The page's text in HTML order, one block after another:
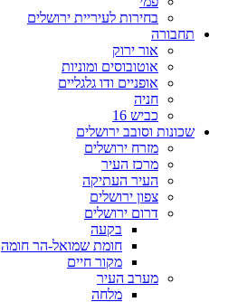
בחירות לעיריית ירושלים
תחבורה
אור ירוק
אוטובוסים ומוניות
אופניים ודו גלגליים
חניה
כביש 16
שכונות וסובב ירושלים
מזרח ירושלים
מרכז העיר
העיר העתיקה
צפון ירושלים
דרום ירושלים
בקעה
חומת שמואל-הר חומה
מקור חיים
מערב העיר
מלחה